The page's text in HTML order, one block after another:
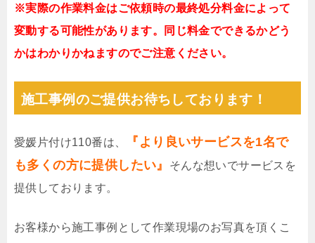
※実際の作業料金はご依頼時の最終処分料金によって
変動する可能性があります。同じ料金でできるかどう
かはわかりかねますのでご注意ください。
施工事例のご提供お待ちしております！
愛媛片付け110番は、
『より良いサービスを1名で
も多くの方に提供したい』
そんな想いでサービスを
提供しております。
お客様から施工事例として作業現場のお写真を頂くこ